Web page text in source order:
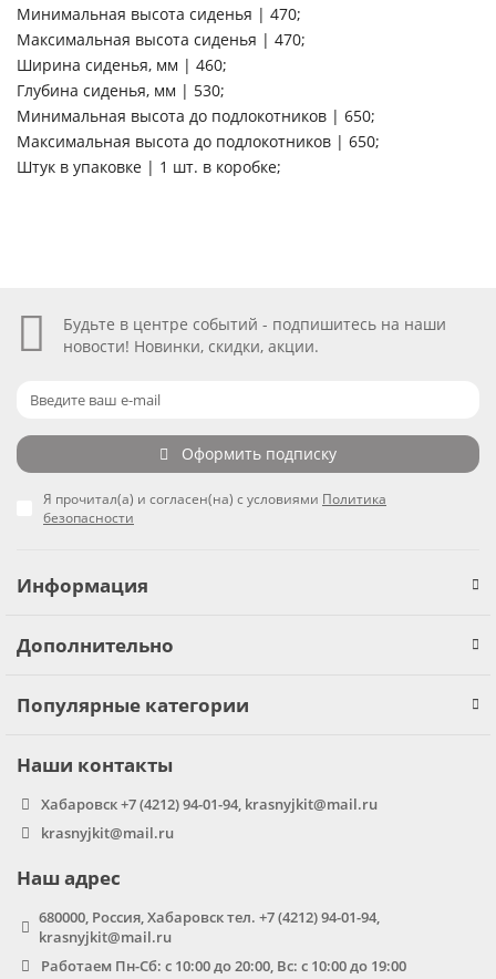
Минимальная высота сиденья | 470;
Максимальная высота сиденья | 470;
Ширина сиденья, мм | 460;
Глубина сиденья, мм | 530;
Минимальная высота до подлокотников | 650;
Максимальная высота до подлокотников | 650;
Штук в упаковке | 1 шт. в коробке;
Будьте в центре событий - подпишитесь на наши
новости! Новинки, скидки, акции.
Оформить подписку
Я прочитал(а) и согласен(на) с условиями Политика
безопасности
Информация
Дополнительно
Популярные категории
Наши контакты
Хабаровск +7 (4212) 94-01-94, krasnyjkit@mail.ru
krasnyjkit@mail.ru
Наш адрес
680000, Россия, Хабаровск тел. +7 (4212) 94-01-94,
krasnyjkit@mail.ru
Работаем Пн-Сб: с 10:00 до 20:00, Вс: с 10:00 до 19:00